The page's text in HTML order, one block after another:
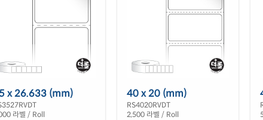
x 26.633 (mm)
라벨 / Roll
40 x 20 (mm)
RS4020RVDT
2,500 라벨 / Roll